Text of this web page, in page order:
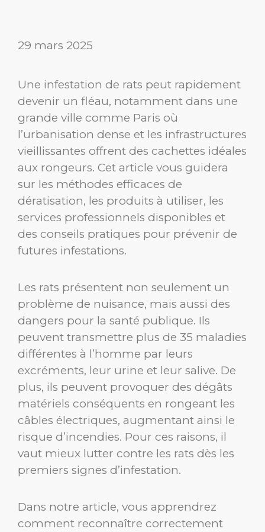
29 mars 2025
Une infestation de rats peut rapidement
devenir un fléau, notamment dans une
grande ville comme Paris où
l’urbanisation dense et les infrastructures
vieillissantes offrent des cachettes idéales
aux rongeurs. Cet article vous guidera
sur les méthodes efficaces de
dératisation, les produits à utiliser, les
services professionnels disponibles et
des conseils pratiques pour prévenir de
futures infestations.
Les rats présentent non seulement un
problème de nuisance, mais aussi des
dangers pour la santé publique. Ils
peuvent transmettre plus de 35 maladies
différentes à l’homme par leurs
excréments, leur urine et leur salive. De
plus, ils peuvent provoquer des dégâts
matériels conséquents en rongeant les
câbles électriques, augmentant ainsi le
risque d’incendies. Pour ces raisons, il
vaut mieux lutter contre les rats dès les
premiers signes d’infestation.
Dans notre article, vous apprendrez
comment reconnaître correctement